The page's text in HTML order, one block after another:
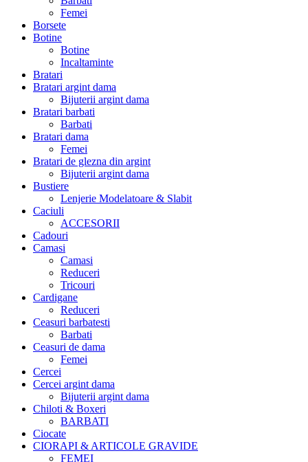
Femei
Borsete
Botine
Botine
Incaltaminte
Bratari
Bratari argint dama
Bijuterii argint dama
Bratari barbati
Barbati
Bratari dama
Femei
Bratari de glezna din argint
Bijuterii argint dama
Bustiere
Lenjerie Modelatoare & Slabit
Caciuli
ACCESORII
Cadouri
Camasi
Camasi
Reduceri
Tricouri
Cardigane
Reduceri
Ceasuri barbatesti
Barbati
Ceasuri de dama
Femei
Cercei
Cercei argint dama
Bijuterii argint dama
Chiloti & Boxeri
BARBATI
Ciocate
CIORAPI & ARTICOLE GRAVIDE
FEMEI